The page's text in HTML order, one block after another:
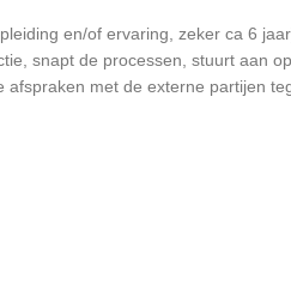
en/of ervaring, zeker ca 6
snapt de processen, stuurt aan
met de externe partijen